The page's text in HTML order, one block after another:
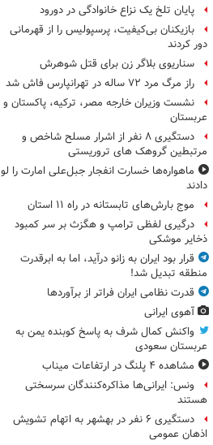
پایان تلخ یک نزاع خانوادگی در دورود
بازیکنان بی‌کیفیت، پرسپولیس را از قهرمانی
دور کردند
سناریوی بلاگر زن برای قتل شوهرش
راز مرگ مرد ۷۲ ساله در تهرانپارس فاش شد
نشست وزیران خارجه مصر، ترکیه، پاکستان و
عربستان
دستگیری ۸ نفر از اشرار مسلح شاخص و
مرتبطین گروهک های تروریستی
ماهواره‌ها خسارت انفجار جبل‌علی امارت را لو
دادند
موج بارش‌های تابستانه در راه ۱۱ استان
درگیری لفظی ترامپ و هگزث بر سر کمبود
ذخایر موشکی
قرار بود ایران به زانو درآید، اما به ابرقدرت
منطقه تبدیل شد!
قدرت نظامی ایران فراتر از برآوردها
آهوی ایرانی
واکنش کمال شرف به پاسخ کوبنده یمن به
عربستان سعودی
مشاهده ۴ پلنگ در ارتفاعات میناب
ونس: ایرانی‌ها مذاکره‌کنندگان سرسختی
هستند
دستگیری ۶ نفر در بهشهر به اتهام تشویش
اذهان عمومی